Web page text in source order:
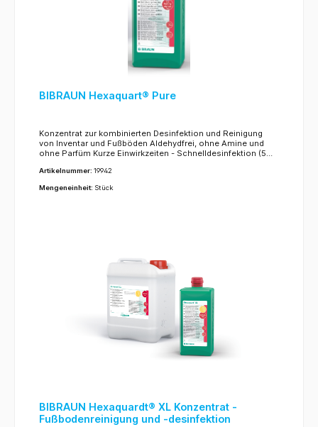
BIBRAUN Hexaquart® Pure
Konzentrat zur kombinierten Desinfektion und Reinigung
von Inventar und Fußböden Aldehydfrei, ohne Amine und
ohne Parfüm Kurze Einwirkzeiten - Schnelldesinfektion (5
(levurozid); begrenzt viruzid (inkl. HBV, HCV, HIV) und
Materialverträglichkeit mit den am häufigsten eingesetzten
Artikelnummer: 19942
Mengeneinheit: Stück
BIBRAUN Hexaquardt® XL Konzentrat -
Fußbodenreinigung und -desinfektion